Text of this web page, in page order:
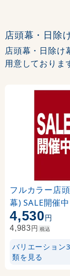
店頭幕・日除
店頭幕・日除け
用意しておりま
フルカラー店
幕) SALE開催
ポンジ (69540)
4,530円
4,983円 税込
バリエーション
類を見る